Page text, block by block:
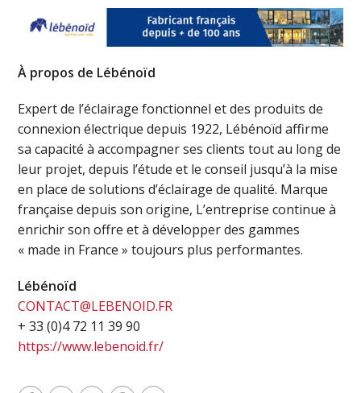
À propos de Lébénoïd
Expert de l’éclairage fonctionnel et des produits de
connexion électrique depuis 1922, Lébénoïd affirme
sa capacité à accompagner ses clients tout au long de
leur projet, depuis l’étude et le conseil jusqu’à la mise
en place de solutions d’éclairage de qualité. Marque
française depuis son origine, L’entreprise continue à
enrichir son offre et à développer des gammes
« made in France » toujours plus performantes.
Lébénoïd
CONTACT@LEBENOID.FR
+ 33 (0)4 72 11 39 90
https://www.lebenoid.fr/